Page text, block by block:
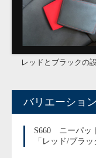
レッドとブラックの
バリエーショ
S660 ニーパ
「レッド/ブラッ